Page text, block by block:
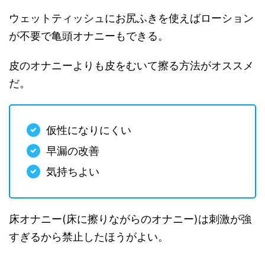
ウェットティッシュにお尻ふきを使えばローション
が不要で亀頭オナニーもできる。
皮のオナニーよりも皮をむいて擦る方法がオススメ
だ。
仮性になりにくい
早漏の改善
気持ちよい
床オナニー(床に擦りながらのオナニー)は刺激が強
すぎるから禁止したほうがよい。